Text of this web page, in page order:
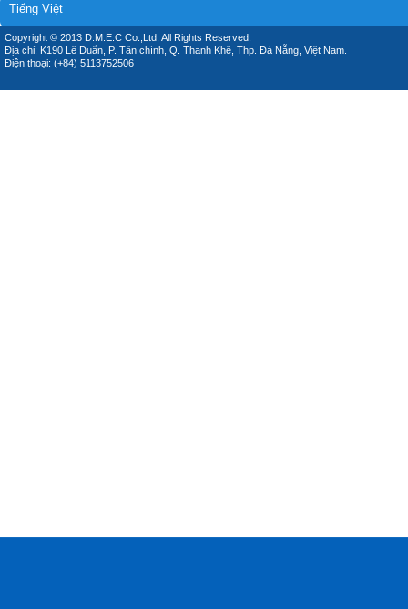
Tiếng Việt
Copyright © 2013 D.M.E.C Co.,Ltd, All Rights Reserved.
Địa chỉ: K190 Lê Duẩn, P. Tân chính, Q. Thanh Khê, Thp. Đà Nẵng, Việt Nam.
Điện thoại: (+84) 5113752506